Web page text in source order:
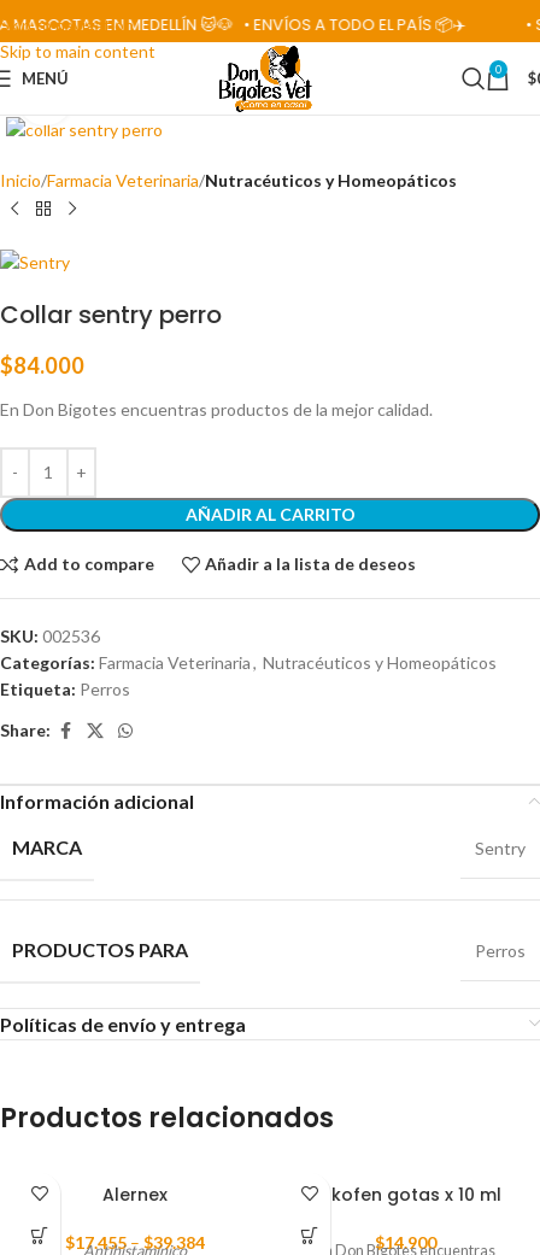
Skip to navigation
Skip to main content
EN MEDELLÍN 🐱🐶 • ENVÍOS A TODO EL PAÍS 📦✈️ •
MENÚ 0 $
Inicio Farmacia Veterinaria Nutracéuticos y Homeopáticos
Collar sentry perro
$84.000
En Don Bigotes encuentras productos de la mejor calidad.
AÑADIR AL CARRITO
Add to compare Añadir a la lista de deseos
SKU: 002536
Categorías: Farmacia Veterinaria, Nutracéuticos y Homeopáticos
Etiqueta: Perros
Share:
Información adicional
MARCA
Sentry
PRODUCTOS PARA Perros
Políticas de envío y entrega
Productos relacionados
Alernex
$17.455 – $39.384
Antihistamínico
Ankofen gotas x 10 ml
$14.900
En Don Bigotes encuentras